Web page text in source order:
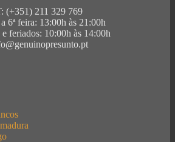
(+351) 211 329 769
a 6ª feira: 13:00h às 21:00h
e feriados: 10:00h às 14:00h